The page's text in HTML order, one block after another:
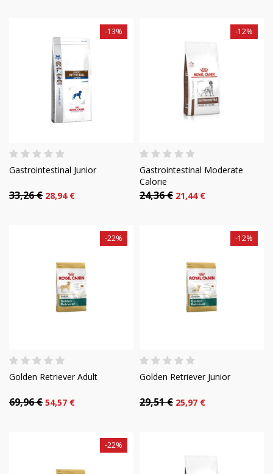
Gastrointestinal Junior
33,26 €
-13%
28,94 €
Gastrointestinal Moderate
Calorie
24,36 €
-12%
21,44 €
Golden Retriever Adult
69,96 €
-22%
54,57 €
Golden Retriever Junior
29,51 €
-12%
25,97 €
-22%